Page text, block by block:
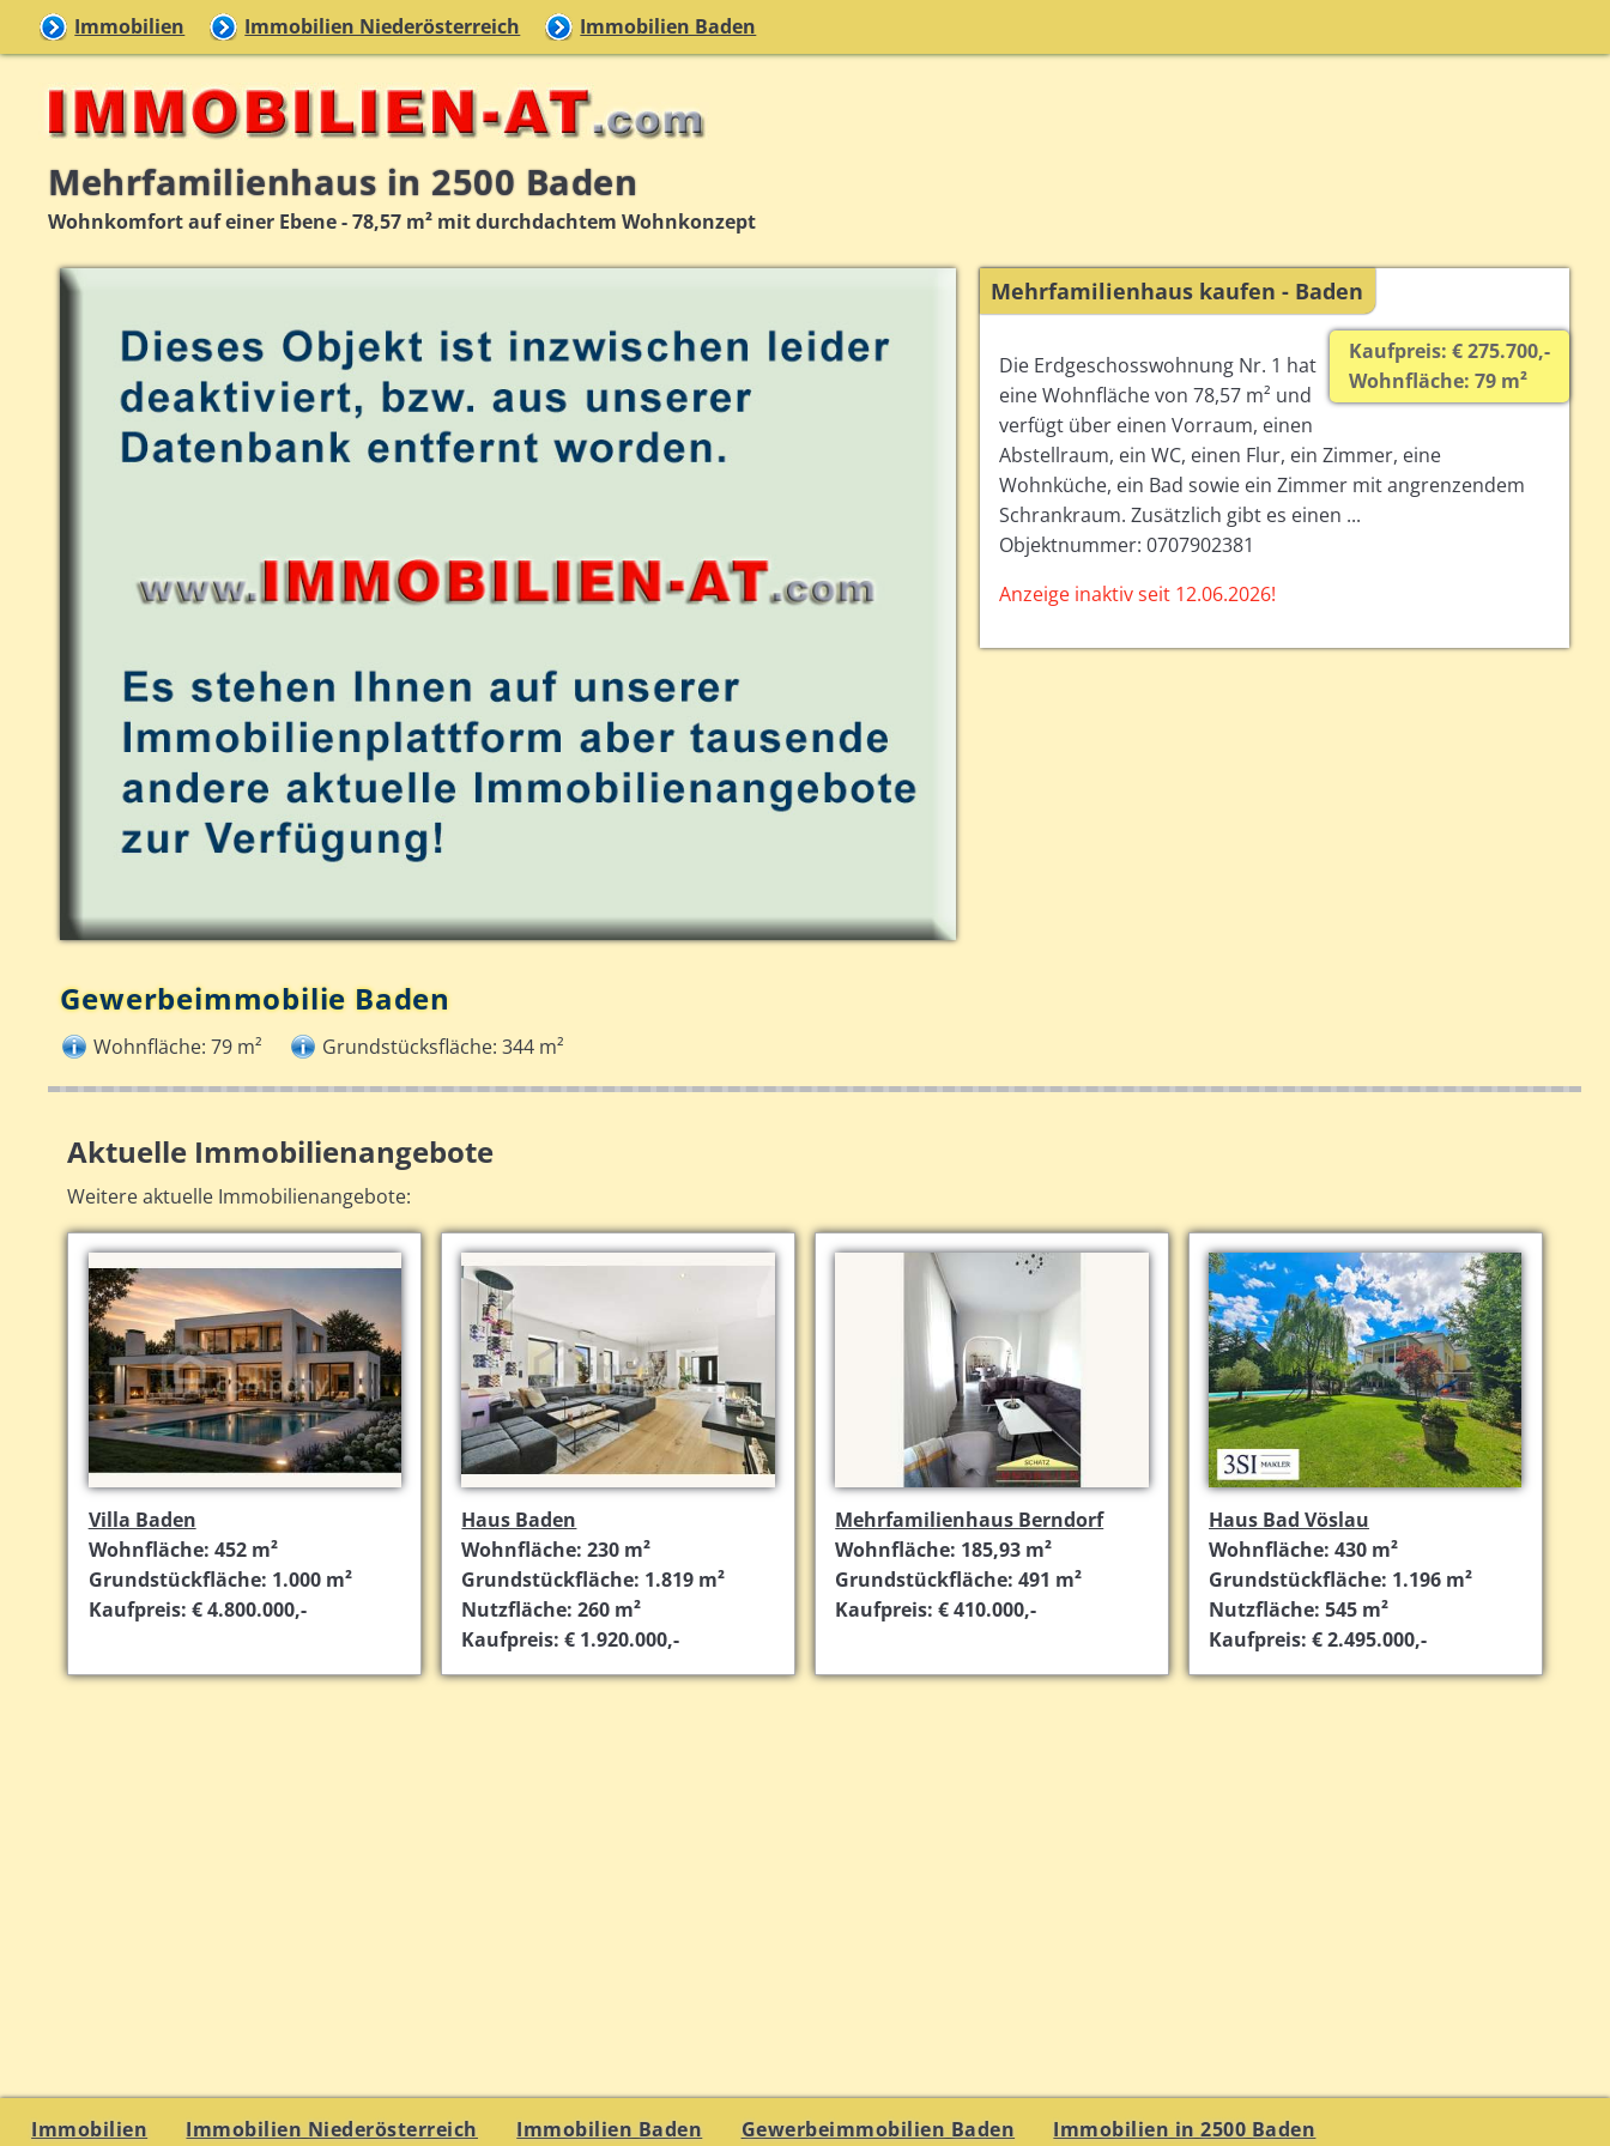
Immobilien Immobilien Niederösterreich Immobilien Baden
Mehrfamilienhaus in 2500 Baden
Wohnkomfort auf einer Ebene - 78,57 m² mit durchdachtem Wohnkonzept
Gewerbeimmobilie Baden
Wohnfläche: 79 m² Grundstücksfläche: 344 m²
Mehrfamilienhaus kaufen - Baden
Kaufpreis: € 275.700,-
Wohnfläche: 79 m²
Die Erdgeschosswohnung Nr. 1 hat
eine Wohnfläche von 78,57 m² und
verfügt über einen Vorraum, einen
Abstellraum, ein WC, einen Flur, ein Zimmer, eine
Wohnküche, ein Bad sowie ein Zimmer mit angrenzendem
Schrankraum. Zusätzlich gibt es einen ...
Objektnummer: 0707902381
Anzeige inaktiv seit 12.06.2026!
Aktuelle Immobilienangebote
Weitere aktuelle Immobilienangebote:
Villa Baden
Wohnfläche: 452 m²
Grundstückfläche: 1.000 m²
Kaufpreis: € 4.800.000,-
Haus Baden
Wohnfläche: 230 m²
Grundstückfläche: 1.819 m²
Nutzfläche: 260 m²
Kaufpreis: € 1.920.000,-
Mehrfamilienhaus Berndorf
Wohnfläche: 185,93 m²
Grundstückfläche: 491 m²
Kaufpreis: € 410.000,-
Haus Bad Vöslau
Wohnfläche: 430 m²
Grundstückfläche: 1.196 m²
Nutzfläche: 545 m²
Kaufpreis: € 2.495.000,-
Immobilien Immobilien Niederösterreich Immobilien Baden Gewerbeimmobilien Baden Immobilien in 2500 Baden